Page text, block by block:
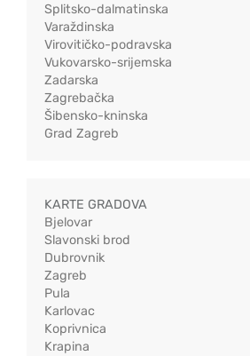
Splitsko-dalmatinska
Varaždinska
Virovitičko-podravska
Vukovarsko-srijemska
Zadarska
Zagrebačka
Šibensko-kninska
Grad Zagreb
KARTE GRADOVA
Bjelovar
Slavonski brod
Dubrovnik
Zagreb
Pula
Karlovac
Koprivnica
Krapina